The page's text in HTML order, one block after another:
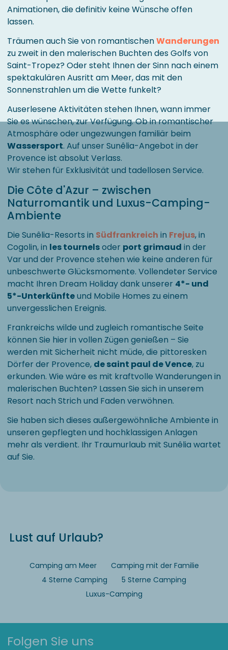
Animationen, die definitiv keine Wünsche offen
lassen.
Träumen auch Sie von romantischenWanderungen
zu zweit in den malerischen Buchten des Golfs von
Saint-Tropez? Oder steht Ihnen der Sinn nach einem
spektakulären Ausritt am Meer, das mit den
Sonnenstrahlen um die Wette funkelt?
Auserlesene Aktivitäten stehen Ihnen, wann immer
Sie es wünschen, zur Verfügung. Ob in romantischer
Atmosphäre oder ungezwungen familiär beim
Wassersport. Auf unser Sunêlia-Angebot in der
Provence ist absolut Verlass.
Wir stehen für Exklusivität und tadellosen Service.
Die Côte d'Azur – zwischen
Naturromantik und Luxus-Camping-
Ambiente
Die Sunêlia-Resorts in Südfrankreich in Frejus, in
Cogolin, in les tournelsoder port grimaud in der
Var und der Provence stehen wie keine anderen für
unbeschwerte Glücksmomente. Vollendeter Service
macht Ihren Dream Holiday dank unserer 4*- und
5*-Unterkünfteund Mobile Homes zu einem
unvergesslichen Ereignis.
Frankreichs wilde und zugleich romantische Seite
können Sie hier in vollen Zügen genießen – Sie
werden mit Sicherheit nicht müde, die pittoresken
Dörfer der Provence, de saint paul de Vence, zu
erkunden. Wie wäre es mit kraftvolle Wanderungen in
malerischen Buchten? Lassen Sie sich in unserem
Resort nach Strich und Faden verwöhnen.
Sie haben sich dieses außergewöhnliche Ambiente in
unseren gepflegten und hochklassigen Anlagen
mehr als verdient. Ihr Traumurlaub mit Sunêlia wartet
auf Sie.
Lust auf Urlaub?
Camping am Meer
Camping mit der Familie
4 Sterne Camping
5 Sterne Camping
Luxus-Camping
Folgen Sie uns